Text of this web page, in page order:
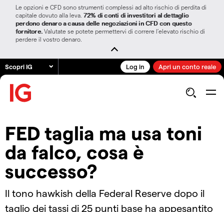
Le opzioni e CFD sono strumenti complessi ad alto rischio di perdita di
capitale dovuto alla leva. 72% di conti di investitori al dettaglio
perdono denaro a causa delle negoziazioni in CFD con questo
fornitore. Valutate se potete permettervi di correre l’elevato rischio di
perdere il vostro denaro.
Scopri IG Log in Apri un conto reale
FED taglia ma usa toni
da falco, cosa è
successo?
Il tono hawkish della Federal Reserve dopo il
taglio dei tassi di 25 punti base ha appesantito